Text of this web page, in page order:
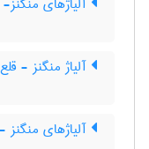
آلیاژ منگنز - قلع
آلیاژهای